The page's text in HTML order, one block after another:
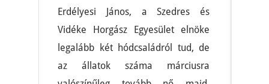
Erdélyesi János, a Szedres és
Vidéke Horgász Egyesület elnöke
legalább két hódcsaládról tud, de
az állatok száma márciusra